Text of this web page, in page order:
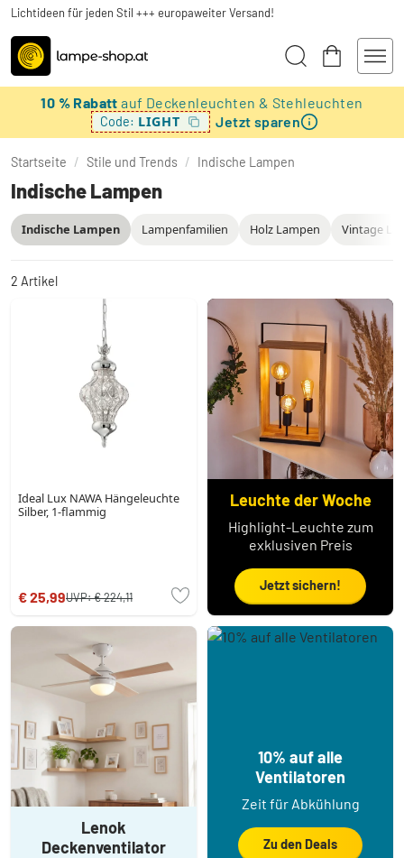
Lichtideen für jeden Stil +++ europaweiter Versand!
10 % Rabattauf Deckenleuchten & Stehleuchten
Code: LIGHT Jetzt sparen
Startseite / Stile und Trends / Indische Lampen
Indische Lampen
Lampenfamilien Holz Lampen Vintage
Indische Lampen
2 Artikel
Ideal Lux NAWA Hängeleuchte
Silber, 1-flammig
€ 25,99UVP:€ 224,11
Leuchte der Woche
Highlight-Leuchte zum
exklusiven Preis
Jetzt sichern!
Lenok
Deckenventilator
10% auf alle
Ventilatoren
Zeit für Abkühlung
Zu den Deals